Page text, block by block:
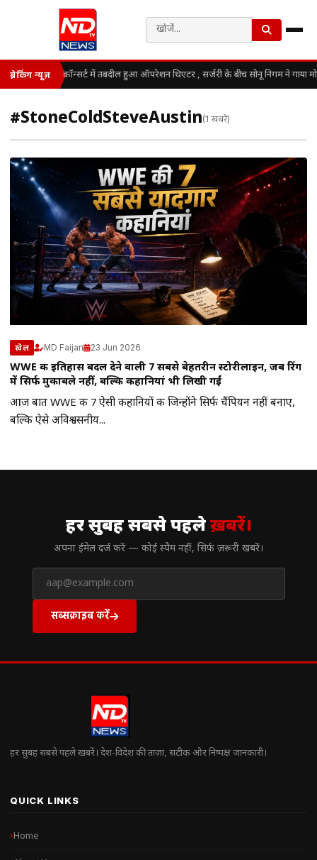
ब्रेकिंग न्यूज़ कॉन्सर्ट में तबदील हुआ ऑपरेशन थिएटर , सर्जरी के बीच सोनू निगम ने गाया
#StoneColdSteveAustin(1 खबरें)
खेल MD Faijan 23 Jun 2026
WWE की इतिहास बदल देने वाली 7 सबसे बेहतरीन स्टोरीलाइन, जब रिंग
में सिर्फ मुकाबले नहीं, बल्कि कहानियां भी लिखी गईं
आज बात WWE की 7 ऐसी कहानियों की जिन्होंने सिर्फ चैंपियन नहीं बनाए,
बल्कि ऐसे अविश्वसनीय...
हर सुबह सबसे पहलेख़बरें।
अपना ईमेल दर्ज करें — कोई स्पैम नहीं, सिर्फ ज़रूरी खबरें।
सब्सक्राइब करें
हर सुबह सबसे पहले खबरें। देश-विदेश की ताज़ा, सटीक और निष्पक्ष जानकारी।
QUICK LINKS
Home